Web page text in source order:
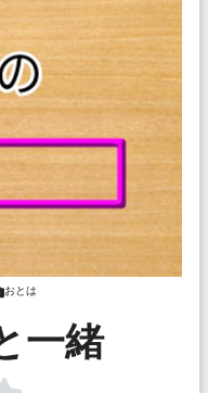
おとは
一緒